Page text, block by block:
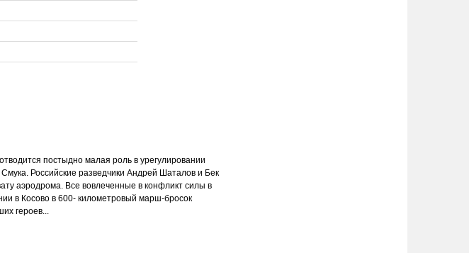
постыдно малая роль в урегулировании
Российские разведчики Андрей Шаталов и Бек
аэродрома. Все вовлеченные в конфликт силы в
в Косово в 600- километровый марш-бросок
героев...